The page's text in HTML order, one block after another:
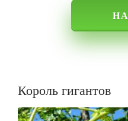
Король гигантов